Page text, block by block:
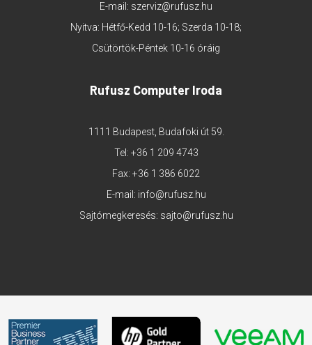
E-mail: szerviz@rufusz.hu
Nyitva: Hétfő-Kedd 10-16; Szerda 10-18;
Csütörtök-Péntek 10-16 óráig
Rufusz Computer Iroda
1111 Budapest, Budafoki út 59.
Tel: +36 1 209 4743
Fax: +36 1 386 6022
E-mail: info@rufusz.hu
Sajtómegkeresés: sajto@rufusz.hu